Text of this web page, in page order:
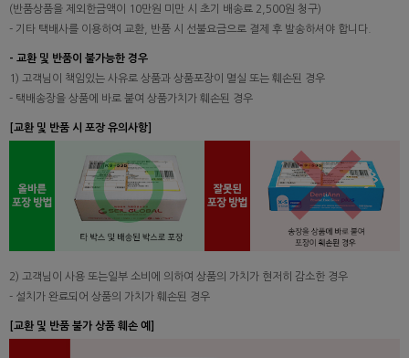
(반품상품을 제외한금액이 10만원 미만 시 초기 배송료 2,500원 청구)
- 기타 택배사를 이용하여 교환, 반품 시 선불요금으로 결제 후 발송하셔야 합니다.
- 교환 및 반품이 불가능한 경우
1) 고객님이 책임있는 사유로 상품과 상품포장이 멸실 또는 훼손된 경우
- 택배송장을 상품에 바로 붙여 상품가치가 훼손된 경우
[교환 및 반품 시 포장 유의사항]
2) 고객님이 사용 또는일부 소비에 의하여 상품의 가치가 현저히 감소한 경우
- 설치가 완료되어 상품의 가치가 훼손된 경우
[교환 및 반품 불가 상품 훼손 예]